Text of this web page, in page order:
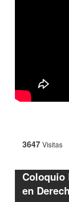
3647 Visitas
Coloquio
en